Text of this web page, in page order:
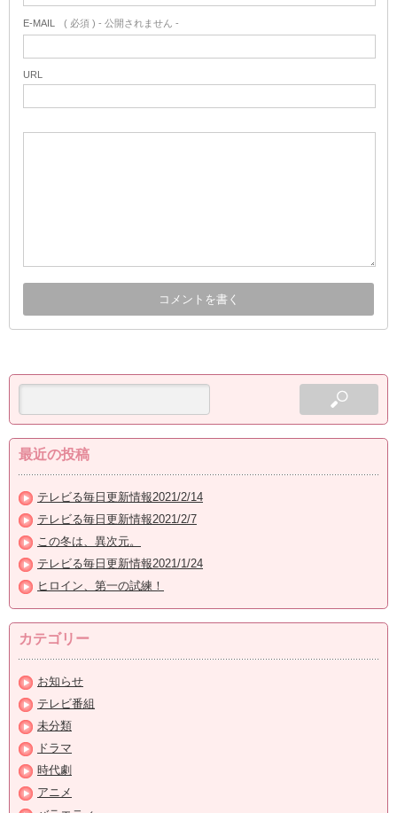
E-MAIL ( 必須 ) - 公開されません -
URL
最近の投稿
テレビる毎日更新情報2021/2/14
テレビる毎日更新情報2021/2/7
この冬は、異次元。
テレビる毎日更新情報2021/1/24
ヒロイン、第一の試練！
カテゴリー
お知らせ
テレビ番組
未分類
ドラマ
時代劇
アニメ